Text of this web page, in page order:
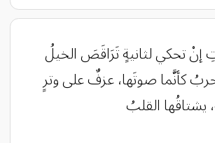
تحكي لثانيةٍ تَرَاقَصَ الخيلُ
كأنَّما صوتَها، عزفٌ على وترٍ
القلبُ